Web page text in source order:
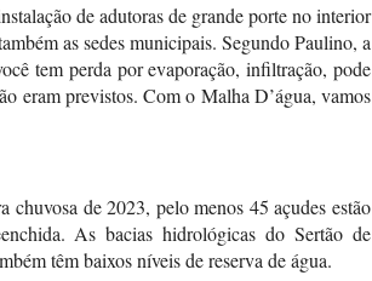
de adutoras de grande porte no interior
as sedes municipais. Segundo Paulino, a
tem perda por evaporação, infiltração, pode
eram previstos. Com o Malha D’água, vamos
chuvosa de 2023, pelo menos 45 açudes estão
As bacias hidrológicas do Sertão de
têm baixos níveis de reserva de água.